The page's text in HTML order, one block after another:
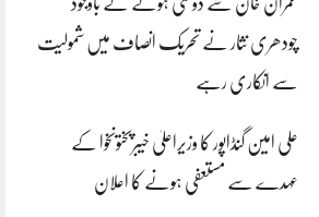
عمران خان سے دوستی ہونے کے باوجود
چودھری نثار نے تحریک انصاف میں شمولیت
سے انکاری رہے
علی امین گنڈاپور کا وزیراعلیٰ خیبرپختونخوا کے
عہدے سے مستعفی ہونے کا اعلان